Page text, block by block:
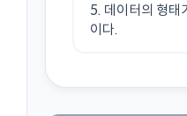
5. 데이터의 형태
이다.